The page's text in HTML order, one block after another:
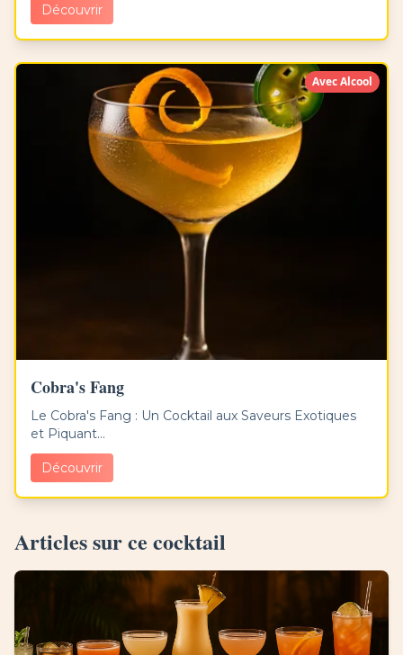
Découvrir
Avec Alcool
Cobra's Fang
Le Cobra's Fang : Un Cocktail aux Saveurs Exotiques
et Piquant...
Découvrir
Articles sur ce cocktail